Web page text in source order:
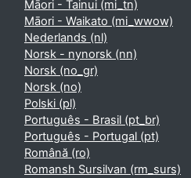
Māori - Tainui ‎(mi_tn)‎
Māori - Waikato ‎(mi_wwow)‎
Nederlands ‎(nl)‎
Norsk - nynorsk ‎(nn)‎
Norsk ‎(no_gr)‎
Norsk ‎(no)‎
Polski ‎(pl)‎
Português - Brasil ‎(pt_br)‎
Português - Portugal ‎(pt)‎
Română ‎(ro)‎
Romansh Sursilvan ‎(rm_surs)‎